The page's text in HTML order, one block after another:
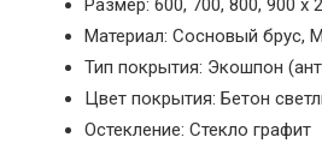
Размер: 600, 700, 800, 900 х
Материал: Сосновый брус,
Тип покрытия: Экошпон
Цвет покрытия: Бетон
Остекление: Стекло графит